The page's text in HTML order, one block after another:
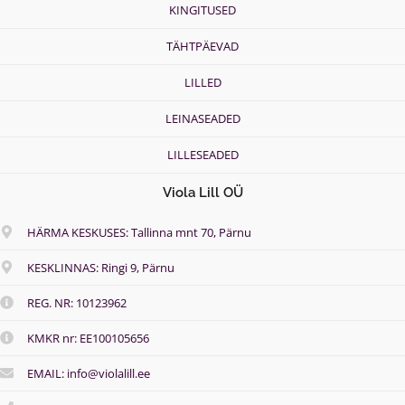
.
0
KINGITUSED
TÄHTPÄEVAD
LILLED
LEINASEADED
LILLESEADED
Viola Lill OÜ
HÄRMA KESKUSES: Tallinna mnt 70, Pärnu
KESKLINNAS: Ringi 9, Pärnu
REG. NR: 10123962
KMKR nr: EE100105656
EMAIL: info@violalill.ee